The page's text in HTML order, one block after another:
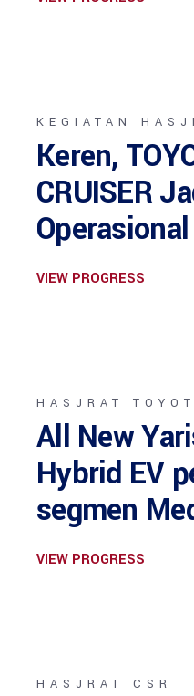
KEGIATAN
Keren,
CRUISER
VIEW PROGRESS
HASJRAT CSR
HASJRAT
All New
Hybrid EV
segmen
VIEW PROGRESS